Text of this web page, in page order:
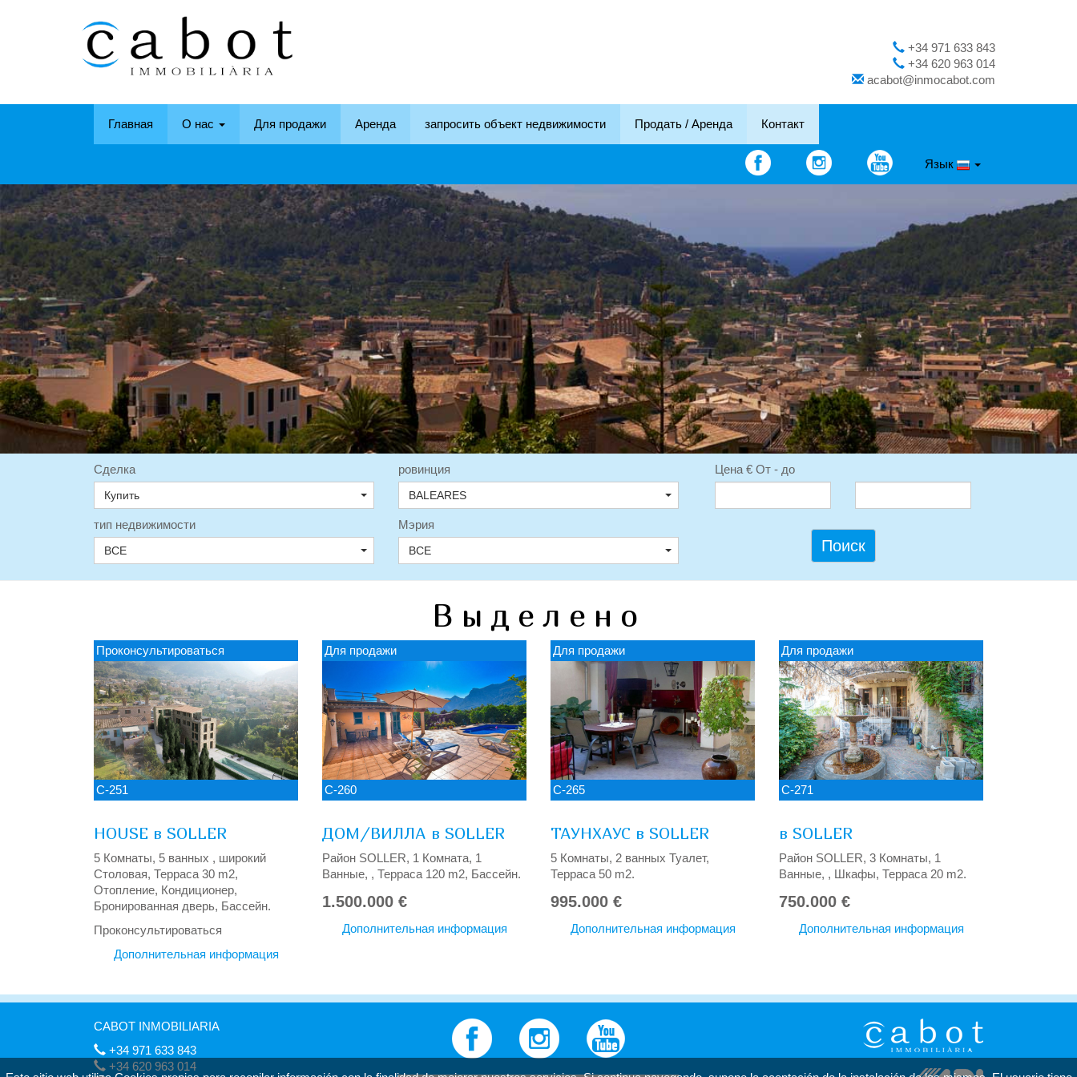
+34 971 633 843
+34 620 963 014
acabot@inmocabot.com
Главная О нас Для продажи Аренда запросить объект недвижимости Продать / Аренда Контакт
Язык
Сделка
Купить
тип недвижимости
ВСЕ
ровинция
BALEARES
Мэрия
ВСЕ
Цена € От - до
Поиск
Выделено
Проконсультироваться
C-251
HOUSE в SOLLER
5 Комнаты, 5 ванных , широкий
Столовая, Терраса 30 m2,
Отопление, Кондиционер,
Бронированная дверь, Бассейн.
Проконсультироваться
Дополнительная информация
Для продажи
C-260
ДОМ/ВИЛЛА в SOLLER
Район SOLLER, 1 Комната, 1
Ванные, , Терраса 120 m2, Бассейн.
1.500.000 €
Дополнительная информация
Для продажи
C-265
ТАУНХАУС в SOLLER
5 Комнаты, 2 ванных Туалет,
Терраса 50 m2.
995.000 €
Дополнительная информация
Для продажи
C-271
в SOLLER
Район SOLLER, 3 Комнаты, 1
Ванные, , Шкафы, Терраса 20 m2.
750.000 €
Дополнительная информация
CABOT INMOBILIARIA
+34 971 633 843
+34 620 963 014